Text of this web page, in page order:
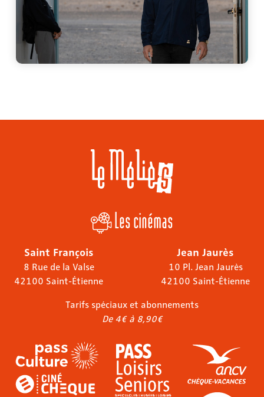
Les cinémas
Saint François
8 Rue de la Valse
42100 Saint-Étienne
Jean Jaurès
10 Pl. Jean Jaurès
42100 Saint-Étienne
Tarifs spéciaux et abonnements
De 4€ à 8,90€